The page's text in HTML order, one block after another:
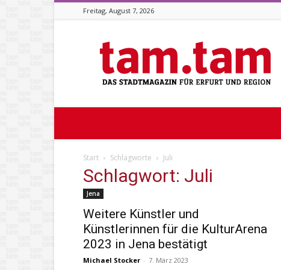
Freitag, August 7, 2026
Stadtmagazin
tam.tam
Start Schlagworte Juli
Schlagwort: Juli
Jena
Weitere Künstler und
Künstlerinnen für die KulturArena
2023 in Jena bestätigt
Michael Stocker - 7. März 2023